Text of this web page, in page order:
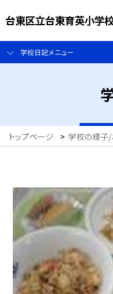
台東区立台東育英小学
学校日記メニュー
トップページ > 学校の様子/